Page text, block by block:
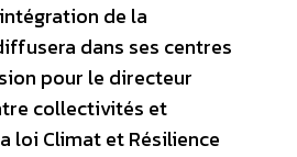
de la
dans ses centres
pour le directeur
collectivités et
loi Climat et Résilience